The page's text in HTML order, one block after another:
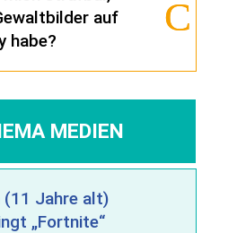
auf
habe?
MEDIEN
(11 Jahre alt)
„Fortnite“